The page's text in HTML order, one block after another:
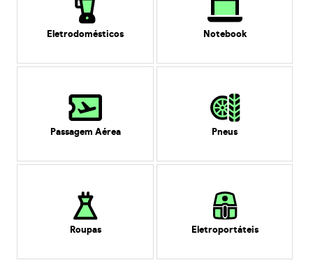
Eletrodomésticos Notebook
Passagem Aérea Pneus
Roupas Eletroportáteis